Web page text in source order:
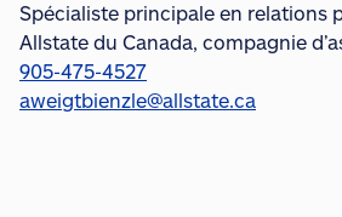
Spécialiste principale en relations
Allstate du Canada, compagnie
905-475-4527
aweigtbienzle@allstate.ca